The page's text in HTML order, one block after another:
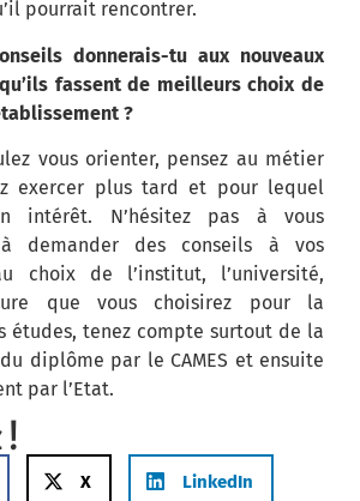
pourrait rencontrer.
donnerais-tu aux nouveaux
fassent de meilleurs choix de
?
vous orienter, pensez au métier
exercer plus tard et pour lequel
intérêt. N’hésitez pas à vous
demander des conseils à vos
choix de l’institut, l’université,
que vous choisirez pour la
études, tenez compte surtout de la
diplôme par le CAMES et ensuite
par l’Etat.
X LinkedIn